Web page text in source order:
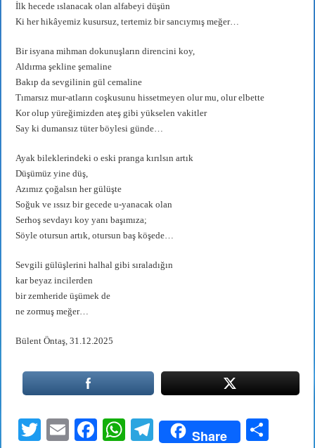
İlk hecede ıslanacak olan alfabeyi düşün
Ki her hikâyemiz kusursuz, tertemiz bir sancıymış meğer…
Bir isyana mihman dokunuşların direncini koy,
Aldırma şekline şemaline
Bakıp da sevgilinin gül cemaline
Tımarsız mur-atların coşkusunu hissetmeyen olur mu, olur elbette
Kor olup yüreğimizden ateş gibi yükselen vakitler
Say ki dumansız tüter böylesi günde…
Ayak bileklerindeki o eski pranga kırılsın artık
Düşümüz yine düş,
Azımız çoğalsın her gülüşte
Soğuk ve ıssız bir gecede u-yanacak olan
Serhoş sevdayı koy yanı başımıza;
Söyle otursun artık, otursun baş köşede…
Sevgili gülüşlerini halhal gibi sıraladığın
kar beyaz incilerden
bir zemheride üşümek de
ne zormuş meğer…
Bülent Öntaş, 31.12.2025
T
E
Fa W Te
Share